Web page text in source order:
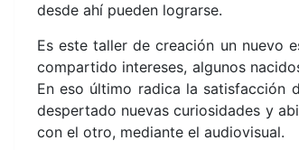
desde ahí pueden lograrse.
Es este taller de creación un nuevo
compartido intereses, algunos
En eso último radica la satisfacción
despertado nuevas curiosidades y
con el otro, mediante el audiovisual.